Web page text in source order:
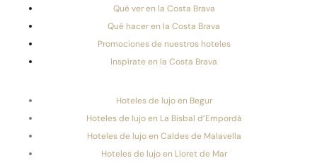
Qué ver en la Costa Brava
Qué hacer en la Costa Brava
Promociones de nuestros hoteles
Inspírate en la Costa Brava
Hoteles de lujo en Begur
Hoteles de lujo en La Bisbal d’Empordà
Hoteles de lujo en Caldes de Malavella
Hoteles de lujo en Lloret de Mar